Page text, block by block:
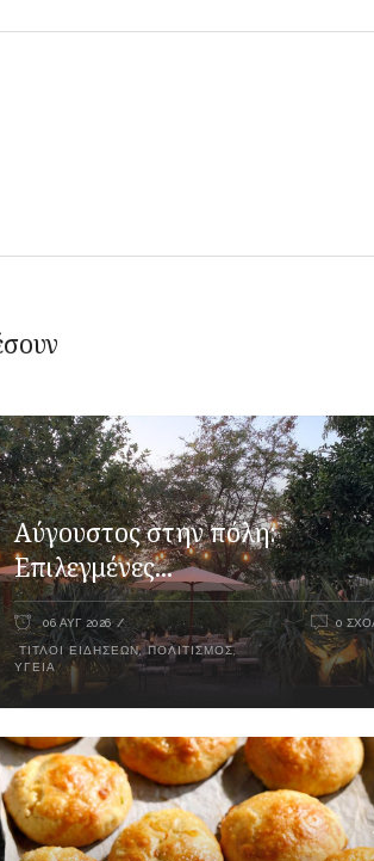
Αύγουστος στην πόλη:
Επιλεγμένες...
06 ΑΥΓ 2026
ΤΊΤΛΟΙ ΕΙΔΉΣΕΩΝ,ΠΟΛΙΤΙΣΜΌΣ,
ΥΓΕΊΑ
0